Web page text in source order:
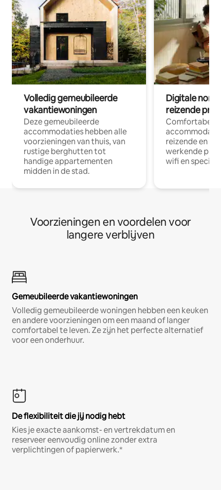
Volledig gemeubileerde
vakantiewoningen
Deze gemeubileerde
accommodaties hebben alle
voorzieningen van thuis, van
rustige berghutten tot
handige appartementen
midden in de stad.
Digitale
reizende
Comfortabele
reizende en
werkende
wifi en
Voorzieningen en voordelen voor
langere verblijven
Gemeubileerde vakantiewoningen
Volledig gemeubileerde woningen hebben een keuken
en andere voorzieningen om een maand of langer
comfortabel te leven. Ze zijn het perfecte alternatief
voor een onderhuur.
De flexibiliteit die jij nodig hebt
Kies je exacte aankomst- en vertrekdatum en
reserveer eenvoudig online zonder extra
verplichtingen of papierwerk.*